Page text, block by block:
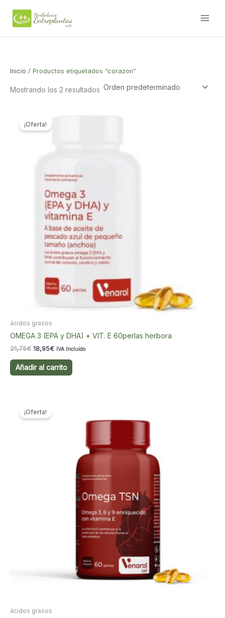
contenido
Inicio / Productos etiquetados “corazon”
Mostrando los 2 resultados
¡Oferta!
ácidos grasos
OMEGA 3 (EPA y DHA) + VIT. E 60perlas herbora
21,75€ El
original
era:
18,95€El
actual
es:
IVA Incluido
Añadir al carrito
¡Oferta!
ácidos grasos